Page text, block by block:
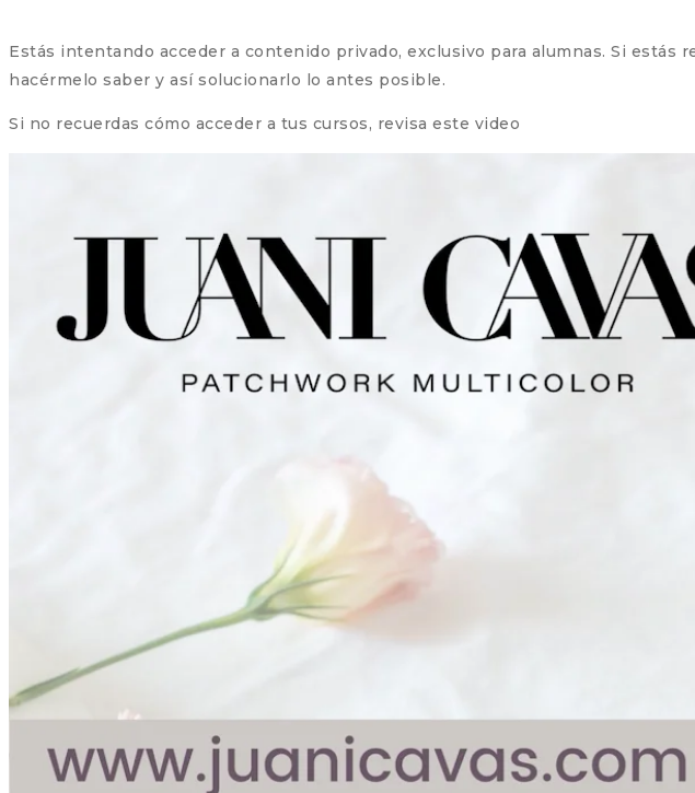
Estás intentando acceder a contenido privado, exclusivo para alumnas. Si estás
hacérmelo saber y así solucionarlo lo antes posible.
Si no recuerdas cómo acceder a tus cursos, revisa este video